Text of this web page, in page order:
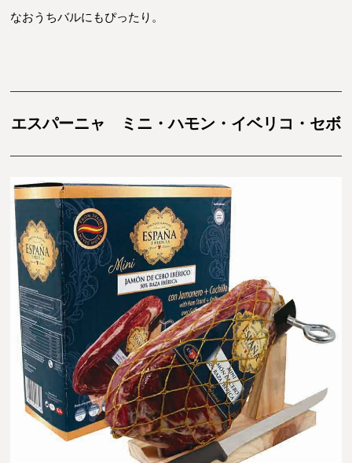
なおうちバルにもぴったり。
エスパーニャ ミニ・ハモン・イベリコ・セボ